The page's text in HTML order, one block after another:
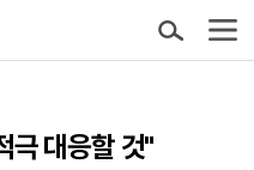
극 대응할 것"